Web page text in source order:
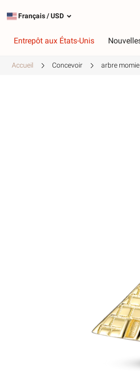
Français/USD
Entrepôt aux États-Unis
Accueil Concevoir arbre